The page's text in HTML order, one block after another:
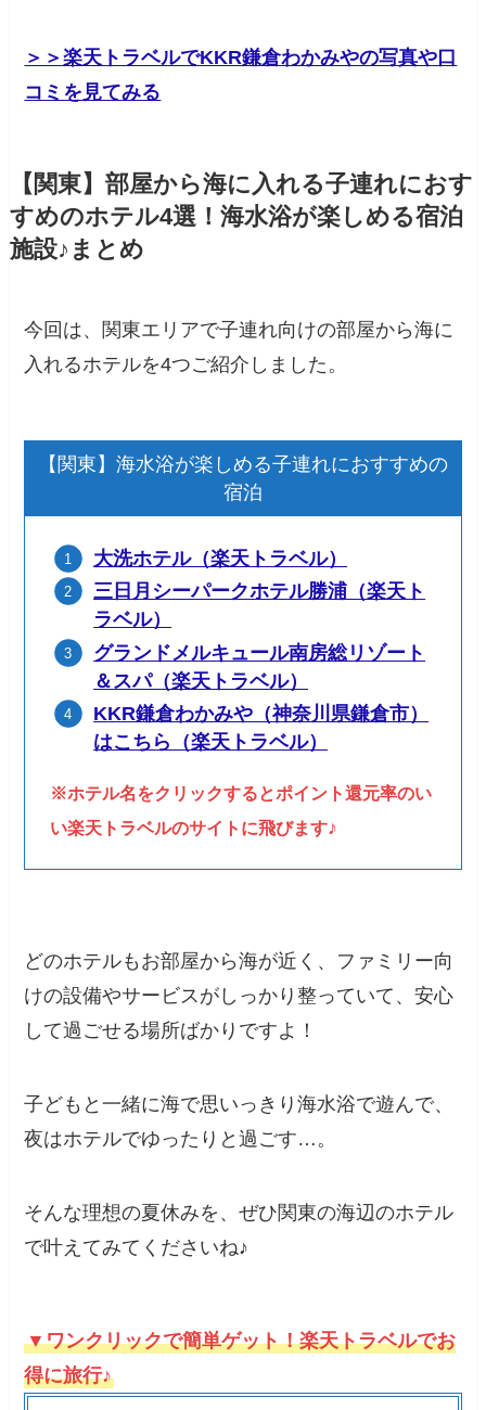
＞＞​楽天トラベルでKKR鎌倉わかみやの写真や口
コミを見てみる
【関東】部屋から海に入れる子連れにおす
すめのホテル4選！海水浴が楽しめる宿泊
施設♪まとめ
今回は、関東エリアで子連れ向けの部屋から海に
入れるホテルを4つご紹介しました。
【関東】海水浴が楽しめる子連れにおすすめの
宿泊
大洗ホテル（楽天トラベル）
三日月シーパークホテル勝浦（楽天ト
ラベル）
グランドメルキュール南房総リゾート
＆スパ（楽天トラベル）
KKR鎌倉わかみや（神奈川県鎌倉市）
はこちら（楽天トラベル）
※ホテル名をクリックするとポイント還元率のい
い楽天トラベルのサイトに飛びます♪
どのホテルもお部屋から海が近く、ファミリー向
けの設備やサービスがしっかり整っていて、安心
して過ごせる場所ばかりですよ！
子どもと一緒に海で思いっきり海水浴で遊んで、
夜はホテルでゆったりと過ごす…。
そんな理想の夏休みを、ぜひ関東の海辺のホテル
で叶えてみてくださいね♪
▼ワンクリックで簡単ゲット！楽天トラベルでお
得に旅行♪